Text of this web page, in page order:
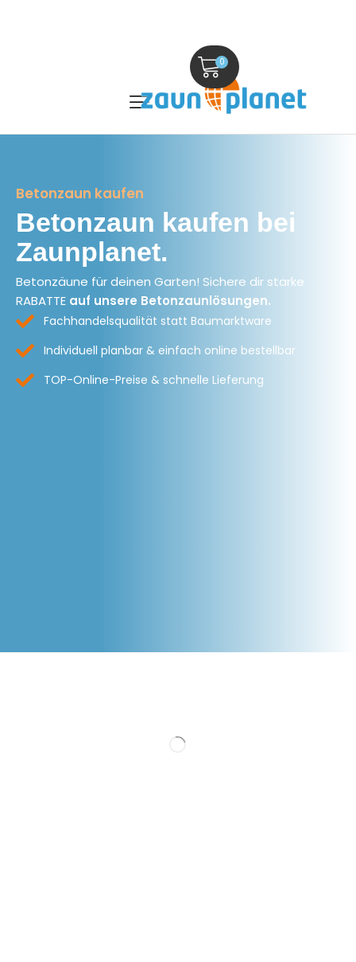
0
Betonzaun kaufen
Betonzaun kaufen bei
Zaunplanet.
Betonzäune für deinen Garten! Sichere dir starke
RABATTE auf unsere Betonzaunlösungen.
Fachhandelsqualität statt Baumarktware
Individuell planbar & einfach online bestellbar
TOP-Online-Preise & schnelle Lieferung